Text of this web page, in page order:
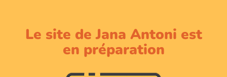
Le site de Jana Antoni est
en préparation